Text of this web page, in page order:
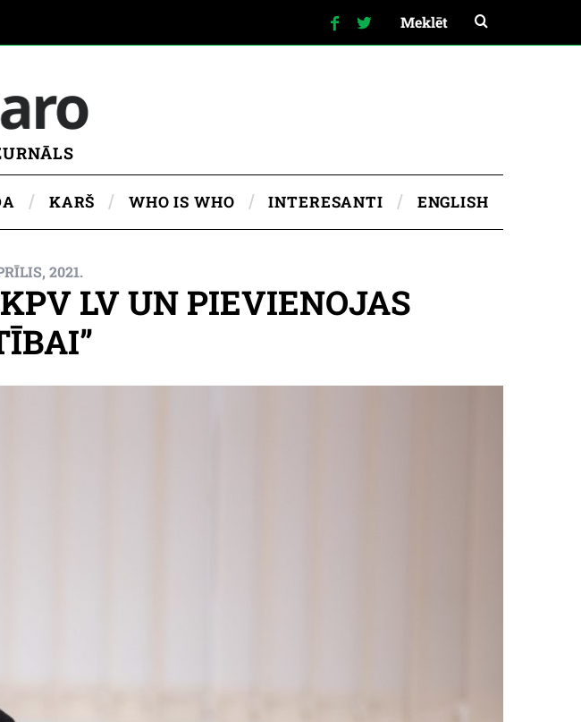
KARŠ WHO IS WHO INTERESANTI ENGLISH
2021.
LV UN PIEVIENOJAS